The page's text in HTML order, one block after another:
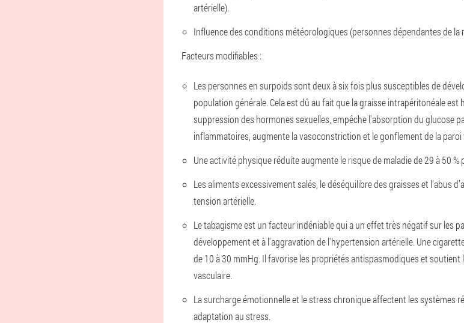
artérielle).
Influence des conditions météorologiques (personnes dépendantes de la
Facteurs modifiables :
Les personnes en surpoids sont deux à six fois plus susceptibles de
population générale. Cela est dû au fait que la graisse intrapéritonéale
suppression des hormones sexuelles, empêche l'absorption du glucose
inflammatoires, augmente la vasoconstriction et le gonflement de la paroi
Une activité physique réduite augmente le risque de maladie de 29 à 50
Les aliments excessivement salés, le déséquilibre des graisses et l’abus
tension artérielle.
Le tabagisme est un facteur indéniable qui a un effet très négatif sur les
développement et à l'aggravation de l'hypertension artérielle. Une
de 10 à 30 mmHg. Il favorise les propriétés antispasmodiques et
vasculaire.
La surcharge émotionnelle et le stress chronique affectent les systèmes
adaptation au stress.